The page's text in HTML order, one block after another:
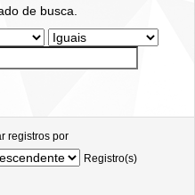
de busca.
registros por
Registro(s)